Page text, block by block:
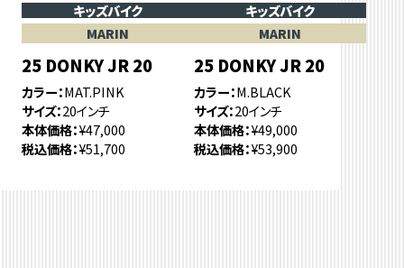
キッズバイク
MARIN
25 DONKY JR 20
カラー MAT.PINK
サイズ 20インチ
本体価格 ¥47,000
税込価格 ¥51,700
キッズバイク
MARIN
25 DONKY JR 20
カラー M.BLACK
サイズ 20インチ
本体価格 ¥49,000
税込価格 ¥53,900